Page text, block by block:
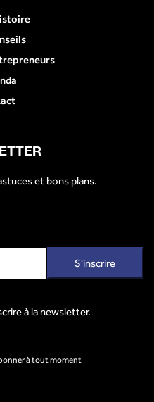
et bons plans.
à la newsletter.
à tout moment